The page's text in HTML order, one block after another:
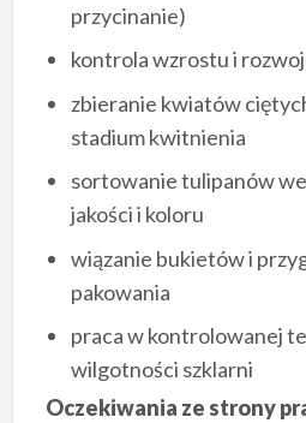
przycinanie)
kontrola wzrostu i
zbieranie kwiatów
stadium kwitnienia
sortowanie tulipanów
jakości i koloru
wiązanie bukietów i
pakowania
praca w kontrolowanej
wilgotności szklarni
Oczekiwania ze strony